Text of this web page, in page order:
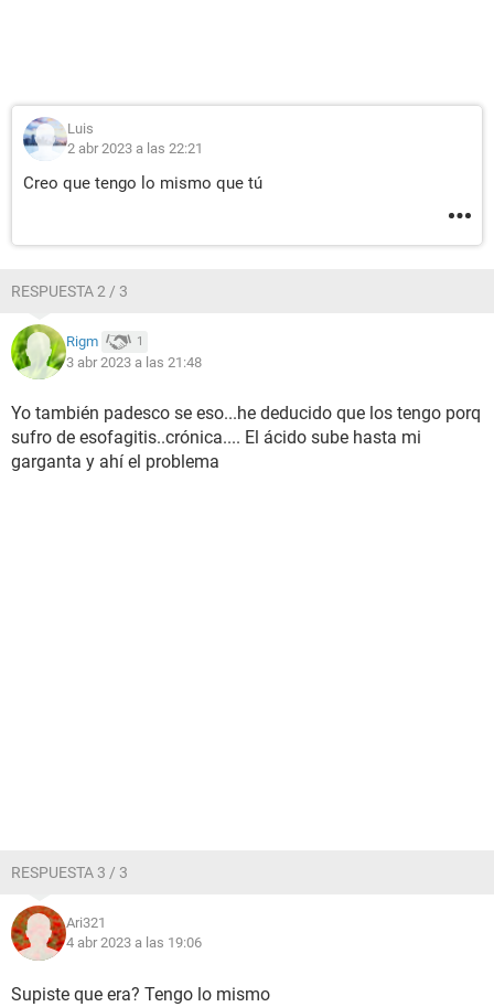
Luis
2 abr 2023 a las 22:21
Creo que tengo lo mismo que tú
RESPUESTA 2 / 3
Rigm 1
3 abr 2023 a las 21:48
Yo también padesco se eso...he deducido que los tengo porq
sufro de esofagitis..crónica.... El ácido sube hasta mi
garganta y ahí el problema
RESPUESTA 3 / 3
Ari321
4 abr 2023 a las 19:06
Supiste que era? Tengo lo mismo